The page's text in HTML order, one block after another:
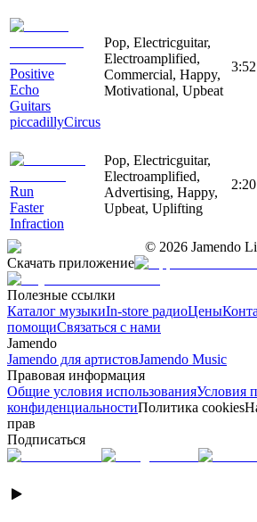
Positive
Echo
Guitars
piccadillyCircus
Pop, Electricguitar,
Electroamplified,
Commercial, Happy,
Motivational, Upbeat
3:52
Run
Faster
Infraction
Pop, Electricguitar,
Electroamplified,
Advertising, Happy,
Upbeat, Uplifting
2:20
© 2026 Jamendo
Скачать приложение
Полезные ссылки
Каталог музыкиIn-store радиоЦены
помощиСвязаться с нами
Jamendo
Jamendo для артистовJamendo Music
Правовая информация
Общие условия использованияУсловия
конфиденциальностиПолитика cookies
прав
Подписаться